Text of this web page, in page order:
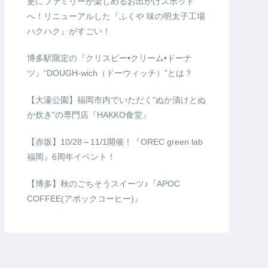
へ！リニューアルした『ふくや 味の明太子工場
ハクハク』がすごい！
博多駅限定の『クリスピー•クリーム•ドーナ
ツ』“DOUGH-wich（ドーウィッチ）”とは？
【大濠公園】福岡市内でいただく“ぬか漬けとぬ
か炊き”の専門店『HAKKO食堂』
【赤坂】10/28～11/1開催！『OREC green lab
福岡』6周年イベント！
【博多】秋のごちそうスイーツ♪『APOC
COFFEE(アポックコーヒー)』